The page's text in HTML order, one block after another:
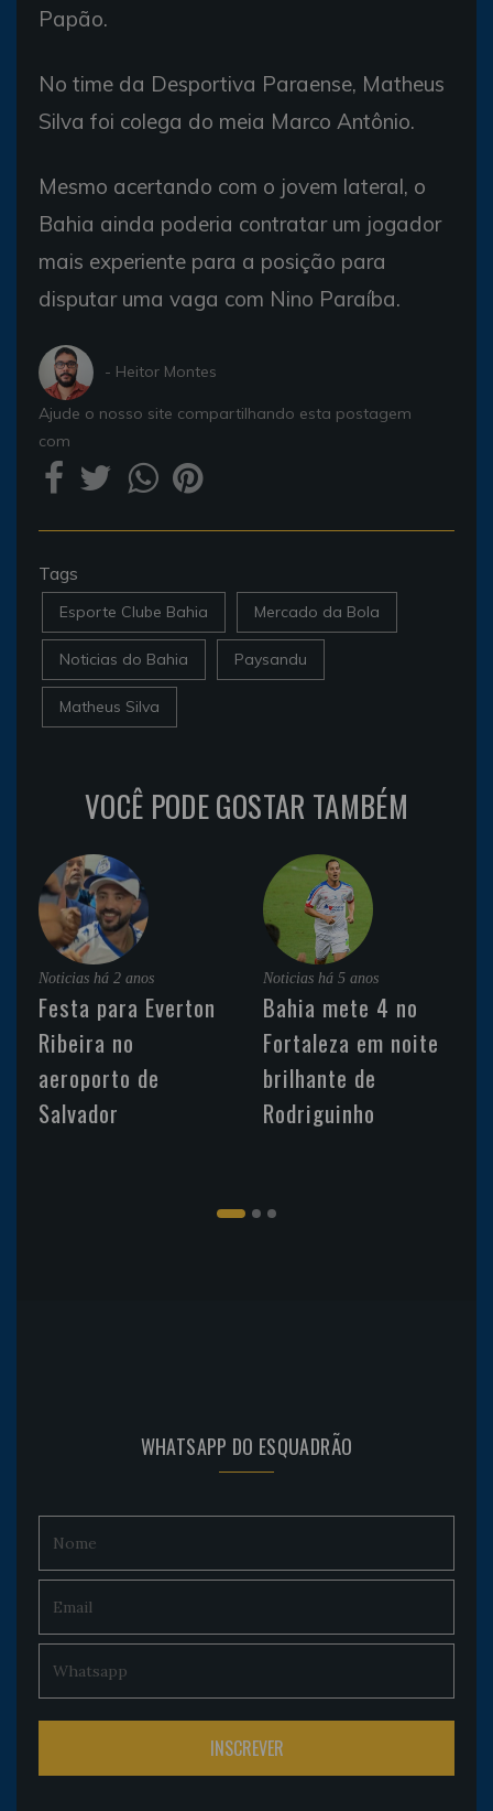
Papão.
No time da Desportiva Paraense, Matheus
Silva foi colega do meia Marco Antônio.
Mesmo acertando com o jovem lateral, o
Bahia ainda poderia contratar um jogador
mais experiente para a posição para
disputar uma vaga com Nino Paraíba.
- Heitor Montes
Ajude o nosso site compartilhando esta postagem
com
Tags
Esporte Clube Bahia Mercado da Bola
Noticias do Bahia Paysandu
Matheus Silva
VOCÊ PODE GOSTAR TAMBÉM
Noticias há 2 anos
Festa para Everton
Ribeira no
aeroporto de
Salvador
Noticias há 5 anos
Bahia mete 4 no
Fortaleza em noite
brilhante de
Rodriguinho
WHATSAPP DO ESQUADRÃO